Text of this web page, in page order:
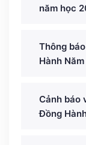
năm học
Thông
Hành
Cảnh báo
Đồng